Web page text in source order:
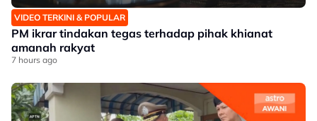
VIDEO TERKINI & POPULAR
PM ikrar tindakan tegas terhadap pihak khianat
amanah rakyat
7 hours ago